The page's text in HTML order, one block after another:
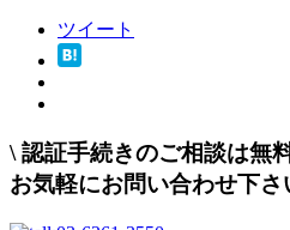
ツイート
\ 認証手続きのご相談は無
お気軽にお問い合わせ下さ